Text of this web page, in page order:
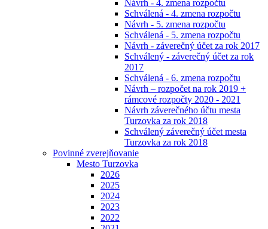
Návrh - 4. zmena rozpočtu
Schválená - 4. zmena rozpočtu
Návrh - 5. zmena rozpočtu
Schválená - 5. zmena rozpočtu
Návrh - záverečný účet za rok 2017
Schválený - záverečný účet za rok
2017
Schválená - 6. zmena rozpočtu
Návrh – rozpočet na rok 2019 +
rámcové rozpočty 2020 - 2021
Návrh záverečného účtu mesta
Turzovka za rok 2018
Schválený záverečný účet mesta
Turzovka za rok 2018
Povinné zverejňovanie
Mesto Turzovka
2026
2025
2024
2023
2022